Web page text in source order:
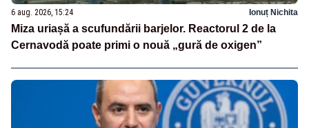
6 aug. 2026, 15:24 Ionuț Nichita
Miza uriașă a scufundării barjelor. Reactorul 2 de la
Cernavodă poate primi o nouă „gură de oxigen”